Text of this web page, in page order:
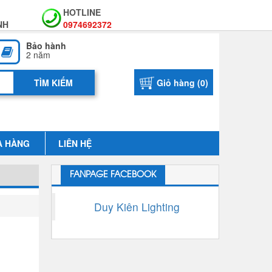
HOTLINE
0974692372
Bảo hành
2 năm
Giỏ hàng (0)
HÀNG LIÊN HỆ
FANPAGE FACEBOOK
Duy Kiên Lighting